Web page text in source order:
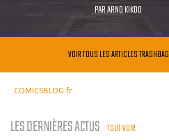
PARARNO KIKOO
VOIR TOUS LES ARTICLES TRASHBAG
COMICSBLOG.fr
LES DERNIÈRES ACTUS TOUT VOIR